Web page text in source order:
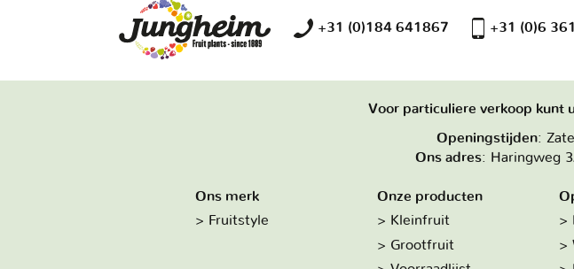
+31 (0)184 641867 +31 (0)6
Voor particuliere verkoop kunt
Openingstijden:
Ons adres: Haringweg
Ons merk
Fruitstyle
Onze producten
Kleinfruit
Grootfruit